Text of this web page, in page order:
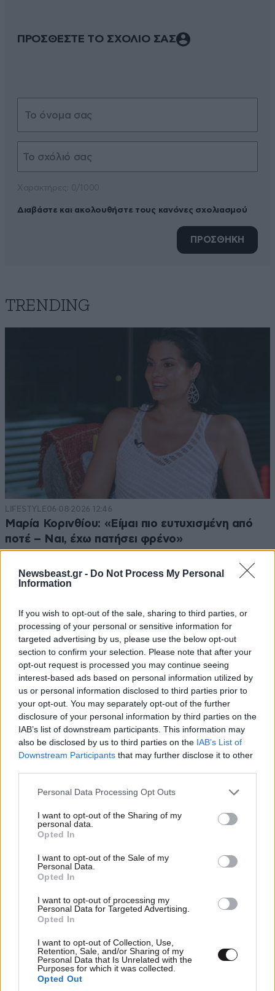
Newsbeast.gr - Do Not Process My Personal
Information
If you wish to opt-out of the sale, sharing to third parties, or
processing of your personal or sensitive information for
targeted advertising by us, please use the below opt-out
section to confirm your selection. Please note that after your
opt-out request is processed you may continue seeing
interest-based ads based on personal information utilized by
us or personal information disclosed to third parties prior to
your opt-out. You may separately opt-out of the further
disclosure of your personal information by third parties on the
IAB’s list of downstream participants. This information may
also be disclosed by us to third parties on the IAB’s List of
Downstream Participants that may further disclose it to other
Please note that this website/app uses one or more Google
not limited to your visit or usage behaviour. You may click to
grant or deny consent to Google and its third-party tags to
use your data for below specified purposes in below Google
consent section.
Personal Data Processing Opt Outs
I want to opt-out of the Sharing of my
personal data.
Opted In
I want to opt-out of the Sale of my
Personal Data.
Opted In
I want to opt-out of processing my
Personal Data for Targeted Advertising.
Opted In
I want to opt-out of Collection, Use,
Retention, Sale, and/or Sharing of my
Personal Data that Is Unrelated with the
Purposes for which it was collected.
Opted Out
ΠΡΟΣΘΕΣΤΕ ΤΟ ΣΧΟΛΙΟ ΣΑΣ
Διαβάστε και ακολουθήστε τους κανόνες σχολιασμού
ΠΡΟΣΘΗΚΗ
TRENDING
LIFESTYLE06·08·2026 12:46
Μαρία Κορινθίου: «Είμαι πιο ευτυχισμένη από
ποτέ – Ναι, έχω πατήσει φρένο»